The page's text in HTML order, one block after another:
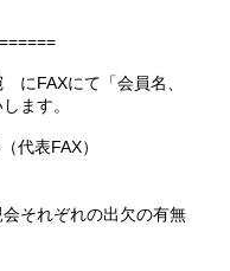
にFAXにて「会員名、
ます。
代表FAX）
れぞれの出欠の有無